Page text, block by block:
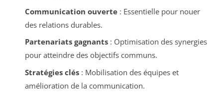
Communication ouverte: Essentielle pour nouer
des relations durables.
Partenariats gagnants: Optimisation des synergies
pour atteindre des objectifs communs.
Stratégies clés: Mobilisation des équipes et
amélioration de la communication.